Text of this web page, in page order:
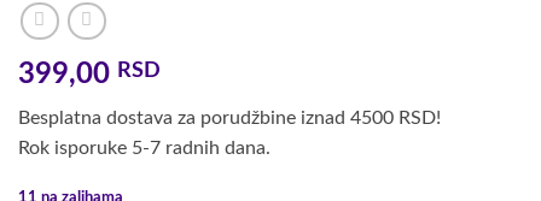
399,00 RSD
Besplatna dostava za porudžbine iznad 4500 RSD!
Rok isporuke 5-7 radnih dana.
11 na zalihama